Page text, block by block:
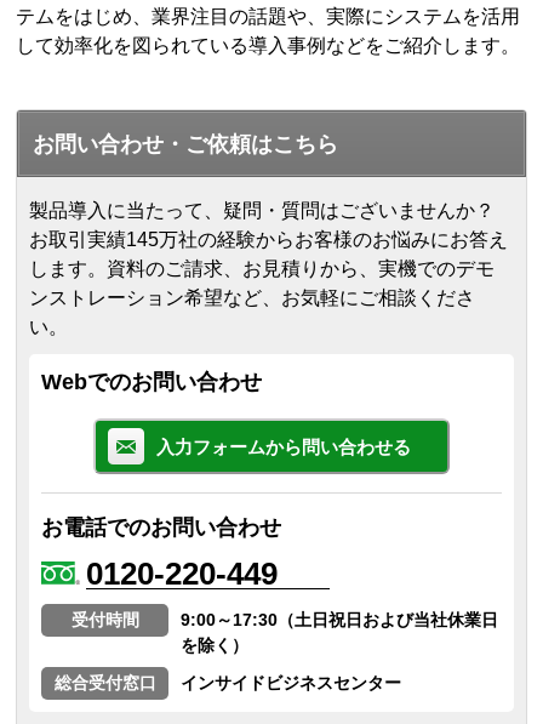
テムをはじめ、業界注目の話題や、実際にシステムを活用
して効率化を図られている導入事例などをご紹介します。
お問い合わせ・ご依頼はこちら
製品導入に当たって、疑問・質問はございませんか？
お取引実績145万社の経験からお客様のお悩みにお答え
します。 資料のご請求、お見積りから、実機でのデモ
ンストレーション希望など、お気軽にご相談くださ
い。
Webでのお問い合わせ
入力フォームから問い合わせる
お電話でのお問い合わせ
0120-220-449
受付時間
9:00～17:30（土日祝日および当社休業日
を除く）
総合受付窓口
インサイドビジネスセンター